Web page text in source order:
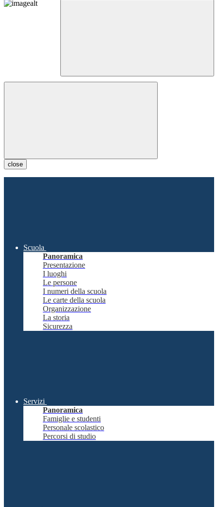
close
Scuola
Panoramica
Presentazione
I luoghi
Le persone
I numeri della scuola
Le carte della scuola
Organizzazione
La storia
Sicurezza
Servizi
Panoramica
Famiglie e studenti
Personale scolastico
Percorsi di studio